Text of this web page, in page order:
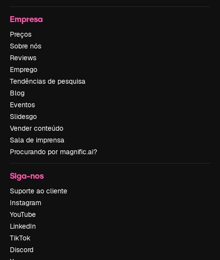
Empresa
Preços
Sobre nós
Reviews
Emprego
Tendências de pesquisa
Blog
Eventos
Slidesgo
Vender conteúdo
Sala de imprensa
Procurando por magnific.ai?
Siga-nos
Suporte ao cliente
Instagram
YouTube
LinkedIn
TikTok
Discord